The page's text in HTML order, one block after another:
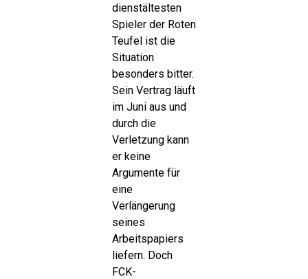
dienstältesten
Spieler der Roten
Teufel ist die
Situation
besonders bitter.
Sein Vertrag läuft
im Juni aus und
durch die
Verletzung kann
er keine
Argumente für
eine
Verlängerung
seines
Arbeitspapiers
liefern. Doch
FCK-